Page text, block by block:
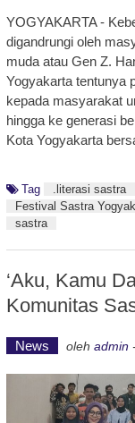
YOGYAKARTA -
digandrungi oleh
muda atau Gen Z.
Yogyakarta tentunya
kepada masyarakat
hingga ke generasi
Kota Yogyakarta
Tag .literasi sastra
Festival Sastra
sastra
‘Aku, Kamu
Komunitas
News oleh admin